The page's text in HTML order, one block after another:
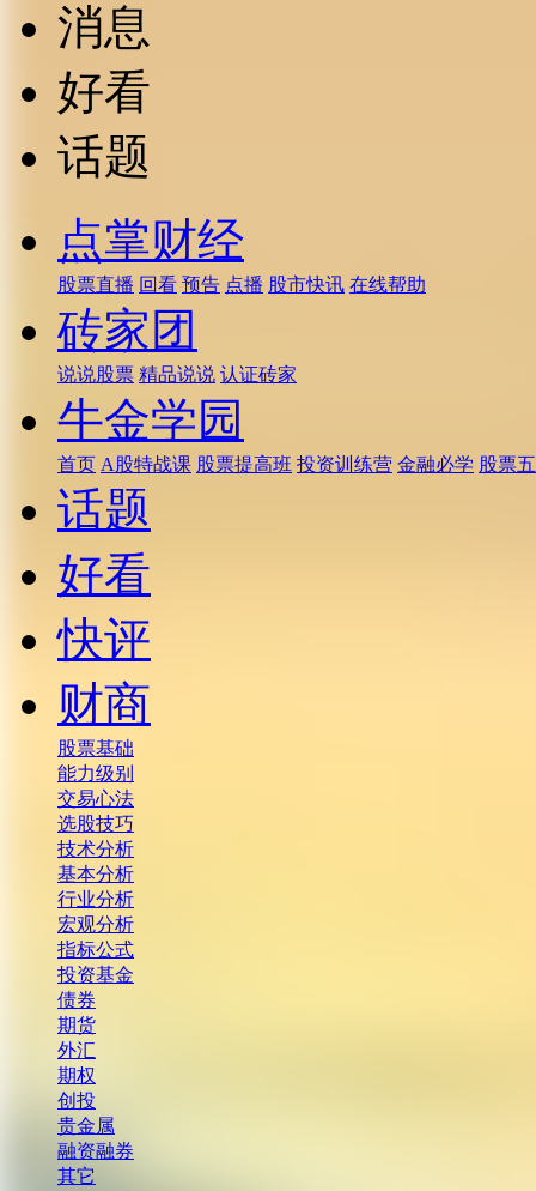
消息
好看
话题
点掌财经
股票直播 回看 预告 点播 股市快讯 在线帮助
砖家团
说说股票 精品说说 认证砖家
牛金学园
首页 A股特战课 股票提高班 投资训练营 金融必学 股票
话题
好看
快评
财商
股票基础
能力级别
交易心法
选股技巧
技术分析
基本分析
行业分析
宏观分析
指标公式
投资基金
债券
期货
外汇
期权
创投
贵金属
融资融券
其它